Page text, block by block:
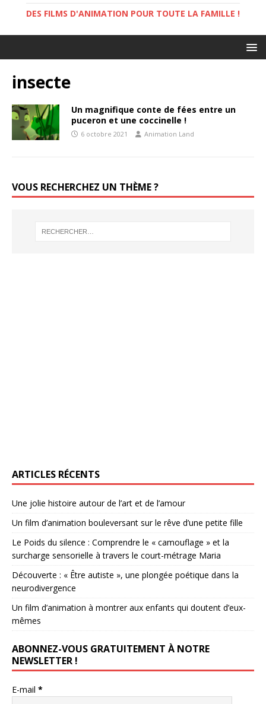
DES FILMS D'ANIMATION POUR TOUTE LA FAMILLE !
insecte
Un magnifique conte de fées entre un
puceron et une coccinelle !
6 octobre 2021 Animation Land
VOUS RECHERCHEZ UN THÈME ?
ARTICLES RÉCENTS
Une jolie histoire autour de l’art et de l’amour
Un film d’animation bouleversant sur le rêve d’une petite fille
Le Poids du silence : Comprendre le « camouflage » et la
surcharge sensorielle à travers le court-métrage Maria
Découverte : « Être autiste », une plongée poétique dans la
neurodivergence
Un film d’animation à montrer aux enfants qui doutent d’eux-
mêmes
ABONNEZ-VOUS GRATUITEMENT À NOTRE
NEWSLETTER !
E-mail *